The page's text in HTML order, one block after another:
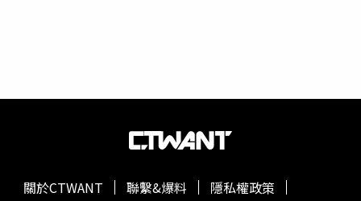
巧，也讓艾怡良讚嘆不已，更有選手大膽挑戰趙詠華的歌
示，這是他的歌曲當中前十名難唱的歌，大讚選手「有勇
氣」。更多節目內容敬請鎖定今晚20:00《大學聲Young
關於CTWANT 聯繫&爆料 隱私權政策